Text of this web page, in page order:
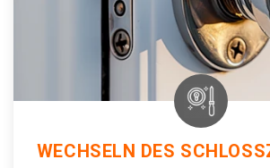
WECHSELN DES